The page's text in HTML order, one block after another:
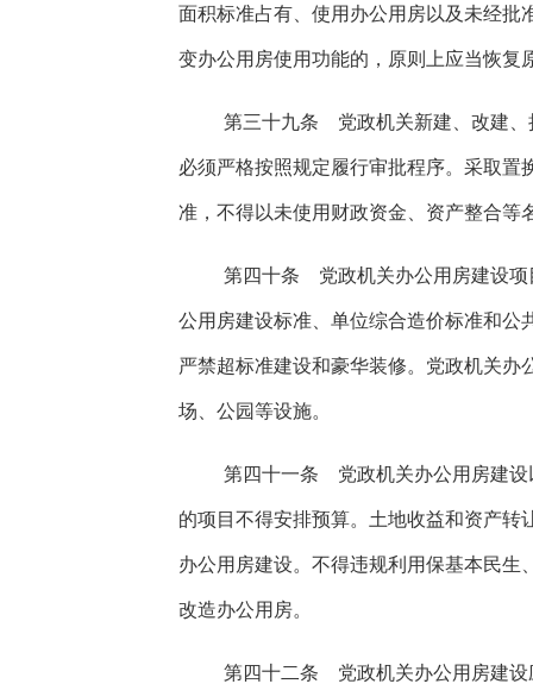
面积标准占有、使用办公用房以及未经批
变办公用房使用功能的，原则上应当恢复
第三十九条 党政机关新建、改建、
必须严格按照规定履行审批程序。采取
准，不得以未使用财政资金、资产整合等
第四十条 党政机关办公用房建设项
公用房建设标准、单位综合造价标准和公
严禁超标准建设和豪华装修。党政机关
场、公园等设施。
第四十一条 党政机关办公用房建设
的项目不得安排预算。土地收益和资产
办公用房建设。不得违规利用保基本民
改造办公用房。
第四十二条 党政机关办公用房建设